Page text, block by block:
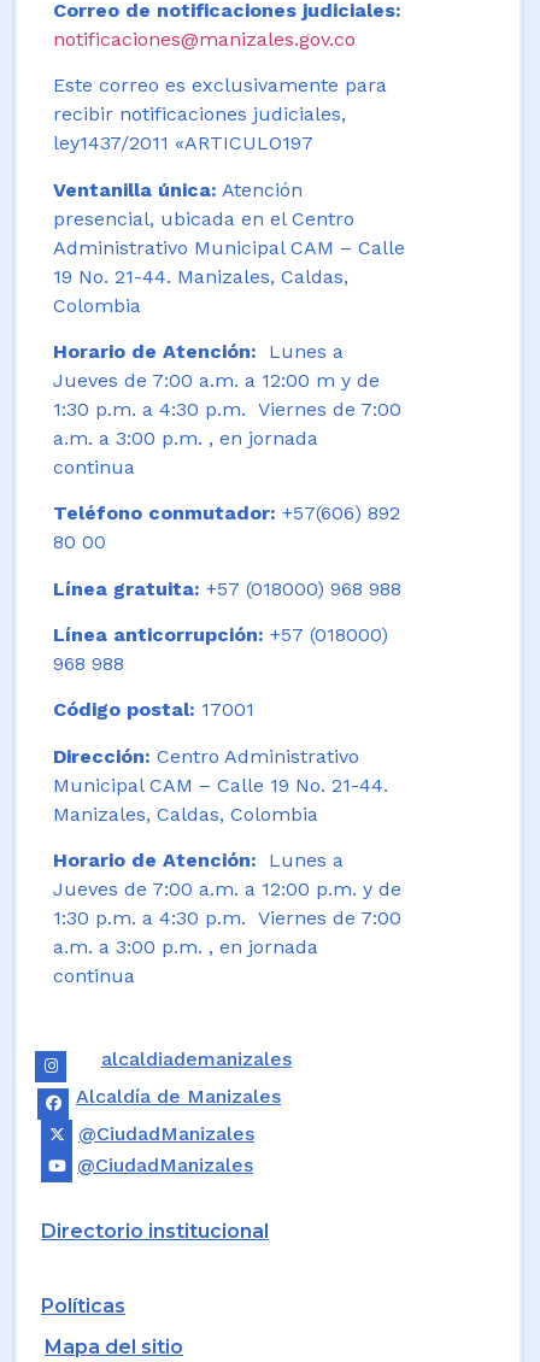
Correo de notificaciones judiciales:
notificaciones@manizales.gov.co
Este correo es exclusivamente para
recibir notificaciones judiciales,
ley1437/2011 «ARTICULO197
Ventanilla única: Atención
presencial, ubicada en el Centro
Administrativo Municipal CAM – Calle
19 No. 21-44. Manizales, Caldas,
Colombia
Horario de Atención:
Lunes a
Jueves de 7:00 a.m. a 12:00 m y de
1:30 p.m. a 4:30 p.m. Viernes de 7:00
a.m. a 3:00 p.m. , en jornada
continua
Teléfono conmutador: +57(606) 892
80 00
Línea gratuita: +57 (018000) 968 988
Línea anticorrupción: +57 (018000)
968 988
Código postal: 17001
Dirección: Centro Administrativo
Municipal CAM – Calle 19 No. 21-44.
Manizales, Caldas, Colombia
Horario de Atención: Lunes a
Jueves de 7:00 a.m. a 12:00 p.m. y de
1:30 p.m. a 4:30 p.m. Viernes de 7:00
a.m. a 3:00 p.m. , en jornada
continua
alcaldiademanizales
Alcaldía de Manizales
@CiudadManizales
@CiudadManizales
Directorio institucional
Políticas
Mapa del sitio